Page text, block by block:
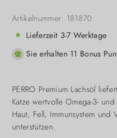
Artikelnummer: 181870
Lieferzeit 3-7 Werktage
Sie erhalten 11 Bonus
PERRO Premium Lachsöl
Katze wertvolle Omega-3-
Haut, Fell, Immunsystem und
unterstützen.